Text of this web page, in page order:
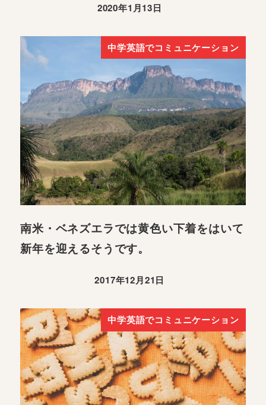
2020年1月13日
中学英語でコミュニケーション
南米・ベネズエラでは黄色い下着をはいて
新年を迎えるそうです。
2017年12月21日
中学英語でコミュニケーション